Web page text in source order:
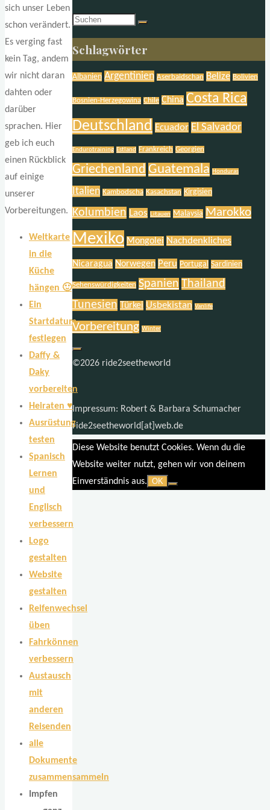
sich unser Leben
schon verändert.
Es verging fast
kein Tag, andem
wir nicht daran
dahten oder
darüber
sprachen. Hier
geb ich euch
einen Rückblick
auf einige
unserer
Vorbereitungen.
Weltkarte
in die
Küche
hängen 🙂
Ein
Startdatum
festlegen
Daffy &
Daky
vorbereiten
Heiraten ♥
Ausrüstung
testen
Spanisch
Lernen
und
Englisch
verbessern
Logo
gestalten
Website
gestalten
Reifenwechsel
üben
Fahrkönnen
verbessern
Austausch
mit
anderen
Reisenden
alle
Dokumente
zusammensammeln
Impfen
Suchen
nach:
Schlagwörter
Albanien Argentinien Aserbaidschan Belize Bolivien
Bosnien-Herzegowina Chile China Costa Rica
Deutschland Ecuador El Salvador
Endurotraining Estland Frankreich Georgien
Griechenland Guatemala Honduras
Italien Kambodscha Kasachstan Kirgisien
Kolumbien Laos Litauen Malaysia Marokko
Mexiko Mongolei Nachdenkliches
Nicaragua Norwegen Peru Portugal Sardinien
Sehenswürdigkeiten Spanien Thailand
Tunesien
Türkei Usbekistan Vanlife
Vorbereitung Winter
©2026 ride2seetheworld
Impressum: Robert & Barbara Schumacher
ride2seetheworld[at]web.de
Diese Website benutzt Cookies. Wenn du die
Website weiter nutzt, gehen wir von deinem
Einverständnis aus. OK